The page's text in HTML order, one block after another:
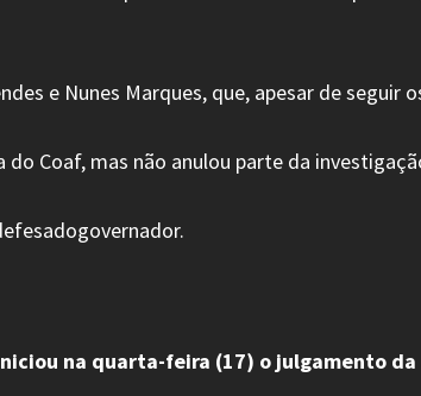
e Nunes Marques, que, apesar de seguir
Coaf, mas não anulou parte da
na quarta-feira (17) o julgamento